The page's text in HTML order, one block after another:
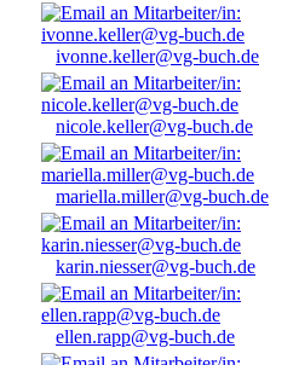
ivonne.keller@vg-buch.de
nicole.keller@vg-buch.de
mariella.miller@vg-buch.de
karin.niesser@vg-buch.de
ellen.rapp@vg-buch.de